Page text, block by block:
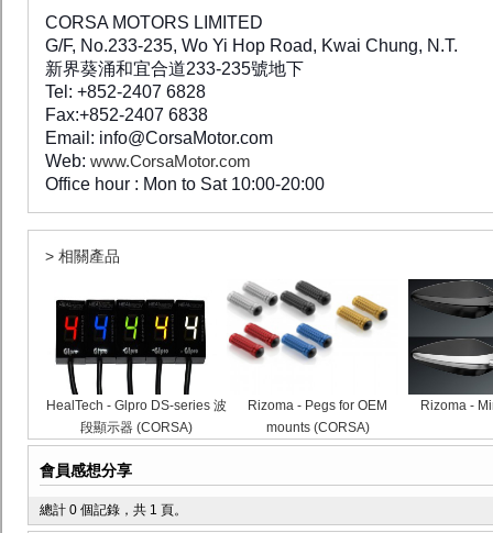
CORSA MOTORS LIMITED
G/F, No.233-235, Wo Yi Hop Road, Kwai Chung, N.T.
新界葵涌和宜合道233-235號地下
Tel: +852-2407 6828
Fax:+852-2407 6838
Email: info@CorsaMotor.com
Web: www.CorsaMotor.com
Office hour : Mon to Sat 10:00-20:00
> 相關產品
HealTech - Glpro DS-series 波
段顯示器 (CORSA)
Rizoma - Pegs for OEM
mounts (CORSA)
Rizoma -
會員感想分享
總計 0 個記錄，共 1 頁。